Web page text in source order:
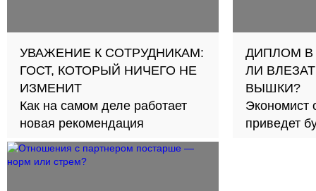
УВАЖЕНИЕ К СОТРУДНИКАМ:
ГОСТ, КОТОРЫЙ НИЧЕГО НЕ
ИЗМЕНИТ
Как на самом деле работает
новая рекомендация
ДИПЛОМ В
ЛИ
ВЫШКИ?
Экономист
приведет